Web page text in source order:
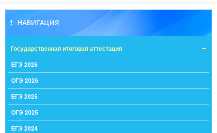
НАВИГАЦИЯ
Государственная итоговая аттестация
ЕГЭ 2026
ОГЭ 2026
ЕГЭ 2025
ОГЭ 2025
ЕГЭ 2024